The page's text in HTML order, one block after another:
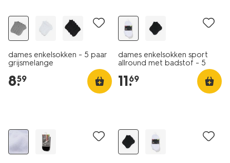
dames enkelsokken - 5 paar
grijsmelange
8.
59
dames enkelsokken sport
allround met badstof - 5
11.
69